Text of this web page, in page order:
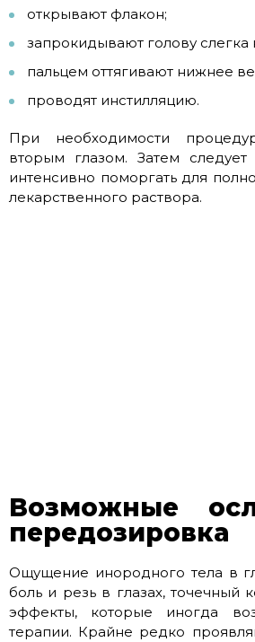
открывают флакон;
запрокидывают голову слегка
пальцем оттягивают нижнее
проводят инстилляцию.
При необходимости
вторым глазом. Затем следует
интенсивно поморгать для
лекарственного раствора.
Возможные
передозировка
Ощущение инородного тела в
боль и резь в глазах, точечный
эффекты, которые иногда
терапии. Крайне редко